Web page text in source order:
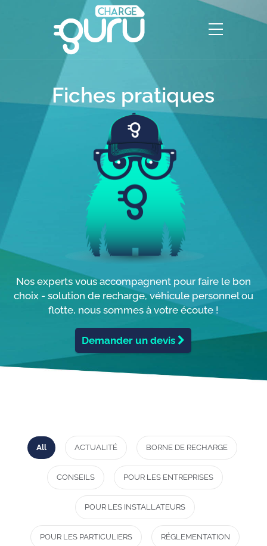
Fiches pratiques
Nos experts vous accompagnent pour faire le bon
choix - solution de recharge, véhicule personnel ou
flotte, nous sommes à votre écoute !
Demander un devis
All ACTUALITÉ BORNE DE RECHARGE
CONSEILS POUR LES ENTREPRISES
POUR LES INSTALLATEURS
POUR LES PARTICULIERS RÉGLEMENTATION